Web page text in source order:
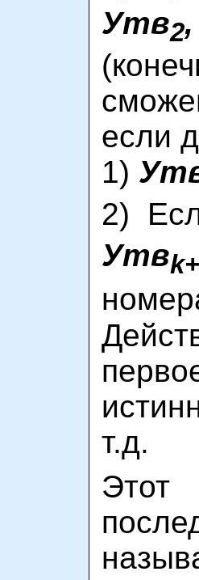
Утв2
если
1)
2)
Утв
т.д.